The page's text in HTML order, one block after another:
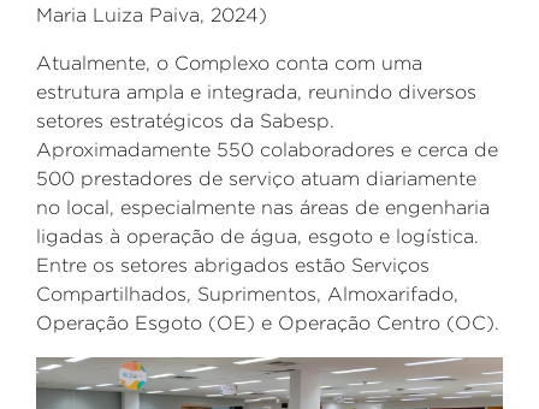
Maria Luiza Paiva, 2024)
Atualmente, o Complexo conta com uma
estrutura ampla e integrada, reunindo diversos
setores estratégicos da Sabesp.
Aproximadamente 550 colaboradores e cerca de
500 prestadores de serviço atuam diariamente
no local, especialmente nas áreas de engenharia
ligadas à operação de água, esgoto e logística.
Entre os setores abrigados estão Serviços
Compartilhados, Suprimentos, Almoxarifado,
Operação Esgoto (OE) e Operação Centro (OC).